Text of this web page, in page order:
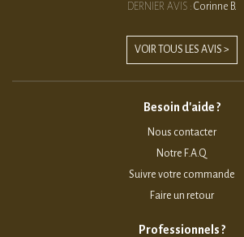
DERNIER AVIS : Corinne B.
VOIR TOUS LES AVIS >
Besoin d'aide ?
Nous contacter
Notre F.A.Q
Suivre votre commande
Faire un retour
Professionnels ?